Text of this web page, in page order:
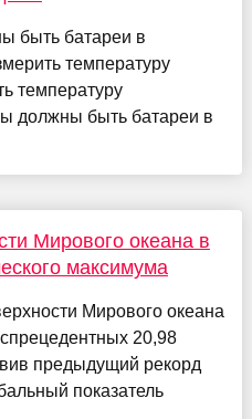
быть батареи в
температуру
температуру
должны быть батареи в
Мирового океана в
максимума
Мирового океана
20,98
предыдущий рекорд
показатель